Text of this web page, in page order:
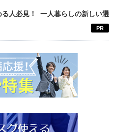
る人必見！ 一人暮らしの新しい選
PR